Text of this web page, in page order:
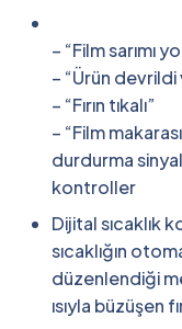
– “Film sarımı
– “Ürün devrildi
– “Fırın tıkalı”
– “Film
durdurma
kontroller
Dijital sıcaklık
sıcaklığın
düzenlendiği
ısıyla büzüşen